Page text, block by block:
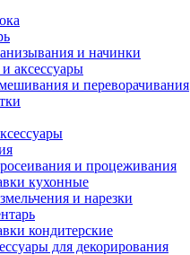
и начинки
аксессуары
и переворачивания
и процеживания
кухонные
и нарезки
кондитерские
для декорирования